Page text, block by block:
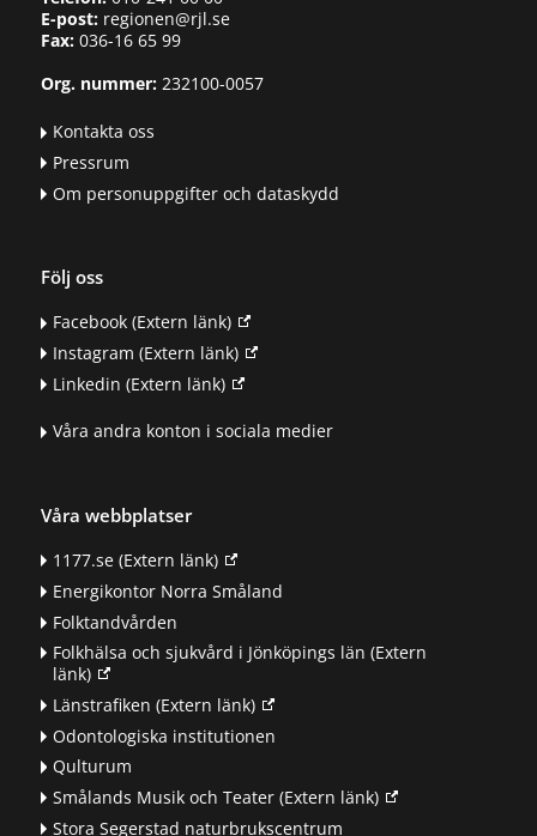
E-post:regionen@rjl.se
Fax: 036-16 65 99
Org. nummer:232100-0057
Kontakta oss
Pressrum
Om personuppgifter och dataskydd
Följ oss
Facebook(Extern länk)
Instagram (Extern länk)
Linkedin (Extern länk)
Våra andra konton i sociala medier
Våra webbplatser
1177.se(Extern länk)
Energikontor Norra Småland
Folktandvården
Folkhälsa och sjukvård i Jönköpings län (Extern
länk)
Länstrafiken (Extern länk)
Odontologiska institutionen
Qulturum
Smålands Musik och Teater(Extern länk)
Stora Segerstad naturbrukscentrum